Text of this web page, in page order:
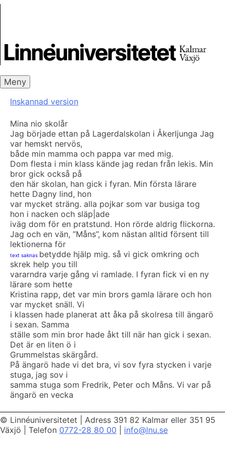
Meny
Inskannad version
Mina nio skolår
Jag började ettan på Lagerdalskolan i Åkerljunga Jag
var hemskt nervös,
både min mamma och pappa var med mig.
Dom flesta i min klass kände jag redan från lekis. Min
bror gick också på
den här skolan, han gick i fyran. Min första lärare
hette Dagny lind, hon
var mycket sträng. alla pojkar som var busiga tog
hon i nacken och släp|ade
iväg dom för en pratstund. Hon rörde aldrig flickorna.
Jag och en vän, ”Måns”, kom nästan alltid försent till
lektionerna för
text saknas betydde hjälp mig. så vi gick omkring och
skrek help you till
vararndra varje gång vi ramlade. I fyran fick vi en ny
lärare som hette
Kristina rapp, det var min brors gamla lärare och hon
var mycket snäll. Vi
i klassen hade planerat att åka på skolresa till ängarö
i sexan. Samma
ställe som min bror hade åkt till när han gick i sexan.
Det är en liten ö i
Grummelstas skärgård.
På ängarö hade vi det bra, vi sov fyra stycken i varje
stuga, jag sov i
samma stuga som Fredrik, Peter och Måns. Vi var på
ängarö en vecka
© Linnéuniversitetet
Adress 391 82 Kalmar eller 351 95
Växjö
Telefon 0772-28 80 00 info@lnu.se